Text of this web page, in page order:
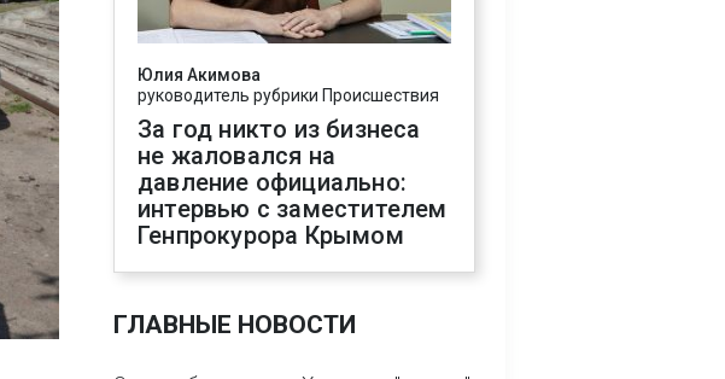
Юлия Акимова
руководитель рубрики Происшествия
За год никто из бизнеса
не жаловался на
давление официально:
интервью с заместителем
Генпрокурора Крымом
ГЛАВНЫЕ НОВОСТИ